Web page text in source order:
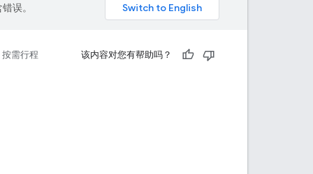
误。
按需行程 该内容对您有帮助吗？